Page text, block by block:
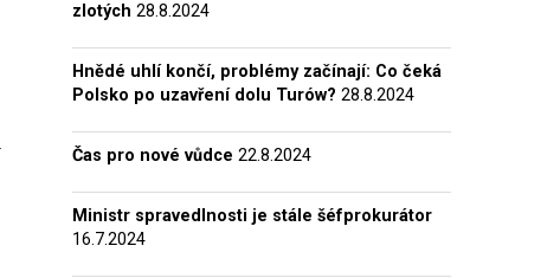
zlotých 28.8.2024
Hnědé uhlí končí, problémy začínají: Co čeká
Polsko po uzavření dolu Turów? 28.8.2024
Čas pro nové vůdce 22.8.2024
Ministr spravedlnosti je stále šéfprokurátor
16.7.2024